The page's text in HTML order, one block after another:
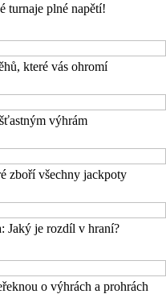
turnaje plné napětí!
které vás ohromí
výhrám
zboří všechny jackpoty
Jaký je rozdíl v hraní?
o výhrách a prohrách